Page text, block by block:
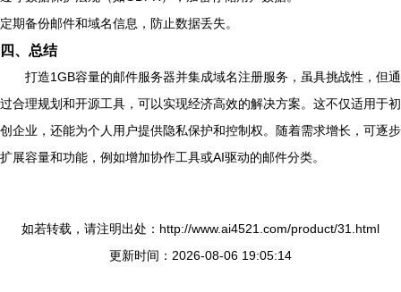
定期备份邮件和域名信息，防止数据丢失。
四、总结
打造1GB容量的邮件服务器并集成域名注册服务，虽具挑战性，但通
过合理规划和开源工具，可以实现经济高效的解决方案。这不仅适用于初
创企业，还能为个人用户提供隐私保护和控制权。随着需求增长，可逐步
扩展容量和功能，例如增加协作工具或AI驱动的邮件分类。
如若转载，请注明出处：http://www.ai4521.com/product/31.html
更新时间：2026-08-06 19:05:14